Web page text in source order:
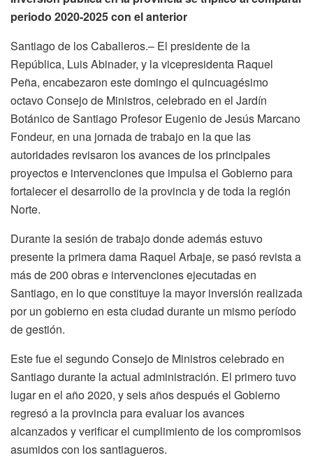
periodo 2020-2025 con el anterior
Santiago de los Caballeros.– El presidente de la
República, Luis Abinader, y la vicepresidenta Raquel
Peña, encabezaron este domingo el quincuagésimo
octavo Consejo de Ministros, celebrado en el Jardín
Botánico de Santiago Profesor Eugenio de Jesús Marcano
Fondeur, en una jornada de trabajo en la que las
autoridades revisaron los avances de los principales
proyectos e intervenciones que impulsa el Gobierno para
fortalecer el desarrollo de la provincia y de toda la región
Norte.
Durante la sesión de trabajo donde además estuvo
presente la primera dama Raquel Arbaje, se pasó revista a
más de 200 obras e intervenciones ejecutadas en
Santiago, en lo que constituye la mayor inversión realizada
por un gobierno en esta ciudad durante un mismo período
de gestión.
Este fue el segundo Consejo de Ministros celebrado en
Santiago durante la actual administración. El primero tuvo
lugar en el año 2020, y seis años después el Gobierno
regresó a la provincia para evaluar los avances
alcanzados y verificar el cumplimiento de los compromisos
asumidos con los santiagueros.